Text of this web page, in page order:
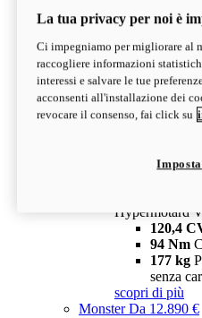
V2 SP
Hypermotard
120,4
94 Nm
177 kg
senza
Depotenziata
configura
Hypermotard
120,4
94 Nm
177 kg
senza
scopri di più
MonsterDa 12.890 €
La tua privacy per noi è
Ci impegniamo per migliorare al
raccogliere informazioni
interessi e salvare le tue
acconsenti all'installazione dei
revocare il consenso, fai click su